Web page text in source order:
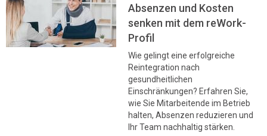
Absenzen und Kosten
senken mit dem reWork-
Profil
Wie gelingt eine erfolgreiche
Reintegration nach
gesundheitlichen
Einschränkungen? Erfahren Sie,
wie Sie Mitarbeitende im Betrieb
halten, Absenzen reduzieren und
Ihr Team nachhaltig stärken.